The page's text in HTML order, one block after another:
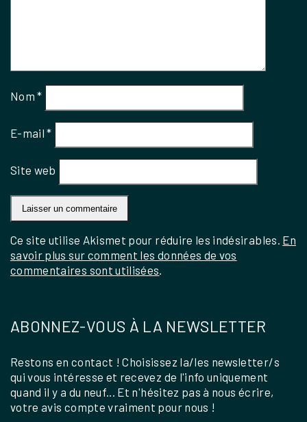
Nom*
E-mail*
Site web
Ce site utilise Akismet pour réduire les indésirables. En
savoir plus sur comment les données de vos
commentaires sont utilisées.
ABONNEZ-VOUS À LA NEWSLETTER
Restons en contact ! Choisissez la/les newsletter/s
qui vous intéresse et recevez de l'info uniquement
quand il y a du neuf... Et n'hésitez pas à nous écrire,
votre avis compte vraiment pour nous !